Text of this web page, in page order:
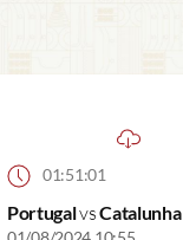
01:51:01
PortugalvsCatalunha